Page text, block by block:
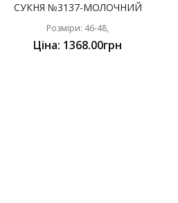
СУКНЯ №3137-МОЛОЧНИЙ
Розміри: 46-48,
Ціна: 1368.00грн